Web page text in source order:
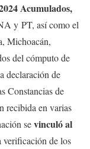
Acumulados,
y PT, así como el
Michoacán,
del cómputo de
declaración de
Constancias de
recibida en varias
sevinculó al
verificación de los